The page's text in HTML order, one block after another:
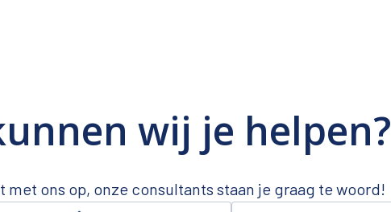
wij je helpen?
met ons op, onze consultants staan je graag te woord!